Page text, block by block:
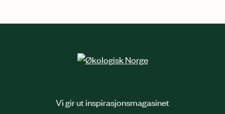
Vi gir ut inspirasjonsmagasinet